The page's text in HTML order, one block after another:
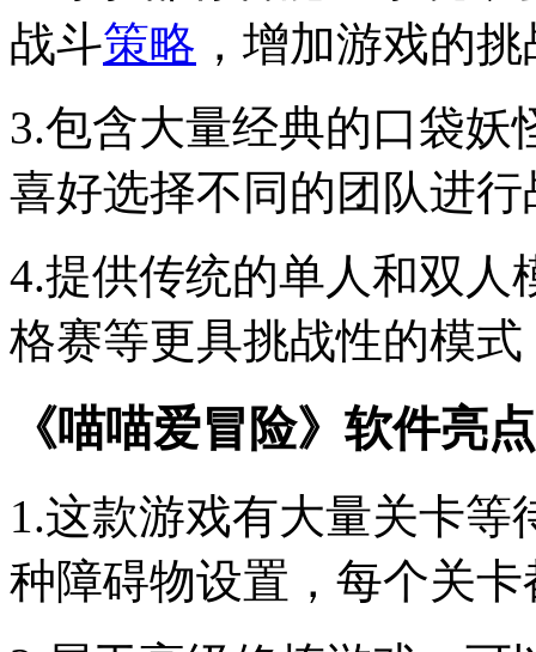
战斗策略 ，增加游戏的
3.包含大量经典的口袋
喜好选择不同的团队进行
4.提供传统的单人和双人
格赛等更具挑战性的模
《喵喵爱冒险》软件亮
1.这款游戏有大量关卡
种障碍物设置，每个关